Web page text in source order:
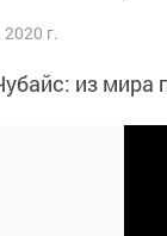
2020 г.
из мира